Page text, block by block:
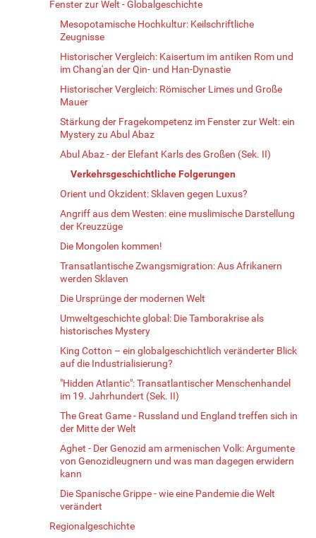
Fenster zur Welt - Globalgeschichte
Mesopotamische Hochkultur: Keilschriftliche
Zeugnisse
Historischer Vergleich: Kaisertum im antiken Rom und
im Chang'an der Qin- und Han-Dynastie
Historischer Vergleich: Römischer Limes und Große
Mauer
Stärkung der Fragekompetenz im Fenster zur Welt: ein
Mystery zu Abul Abaz
Abul Abaz - der Elefant Karls des Großen (Sek. II)
Verkehrsgeschichtliche Folgerungen
Orient und Okzident: Sklaven gegen Luxus?
Angriff aus dem Westen: eine muslimische Darstellung
der Kreuzzüge
Die Mongolen kommen!
Transatlantische Zwangsmigration: Aus Afrikanern
werden Sklaven
Die Ursprünge der modernen Welt
Umweltgeschichte global: Die Tamborakrise als
historisches Mystery
King Cotton – ein globalgeschichtlich veränderter Blick
auf die Industrialisierung?
"Hidden Atlantic": Transatlantischer Menschenhandel
im 19. Jahrhundert (Sek. II)
The Great Game - Russland und England treffen sich in
der Mitte der Welt
Aghet - Der Genozid am armenischen Volk: Argumente
von Genozidleugnern und was man dagegen erwidern
kann
Die Spanische Grippe - wie eine Pandemie die Welt
verändert
Regionalgeschichte